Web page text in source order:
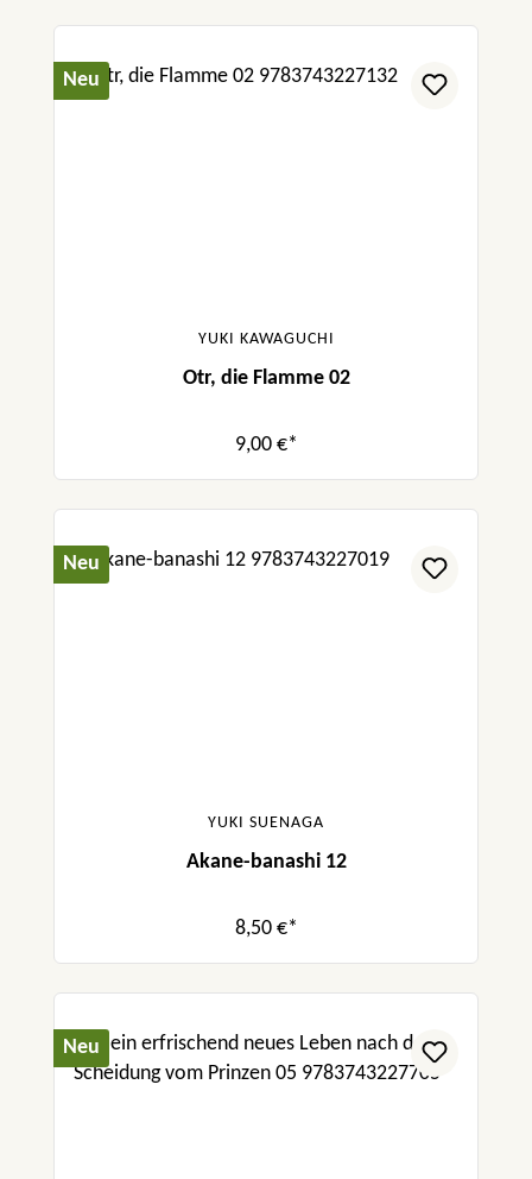
Neu
YUKI KAWAGUCHI
Otr, die Flamme 02
9,00 €*
Neu
YUKI SUENAGA
Akane-banashi 12
8,50 €*
Neu